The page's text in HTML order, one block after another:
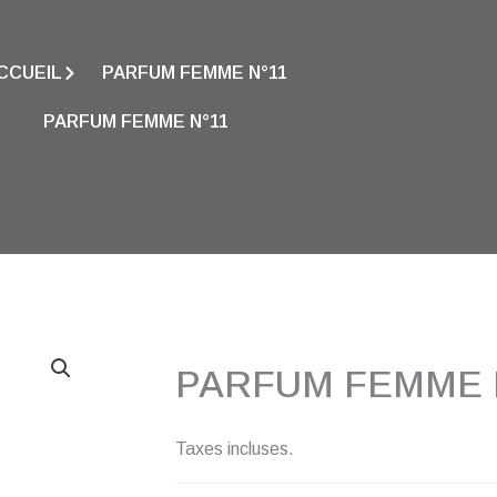
PARFUM FEMME N°11
PARFUM FEMME N°11
PARFUM FEMME
Taxes incluses.